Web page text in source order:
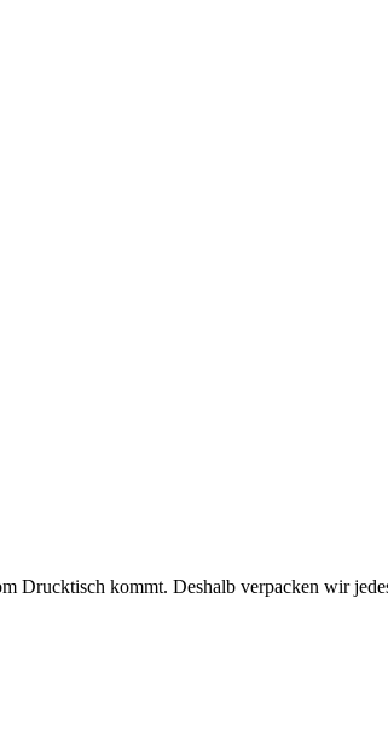
Drucktisch kommt. Deshalb verpacken wir